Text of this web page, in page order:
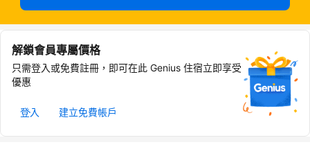
解鎖會員專屬價格
只需登入或免費註冊，即可在此 Genius 住宿立即享受
優惠
登入 建立免費帳戶